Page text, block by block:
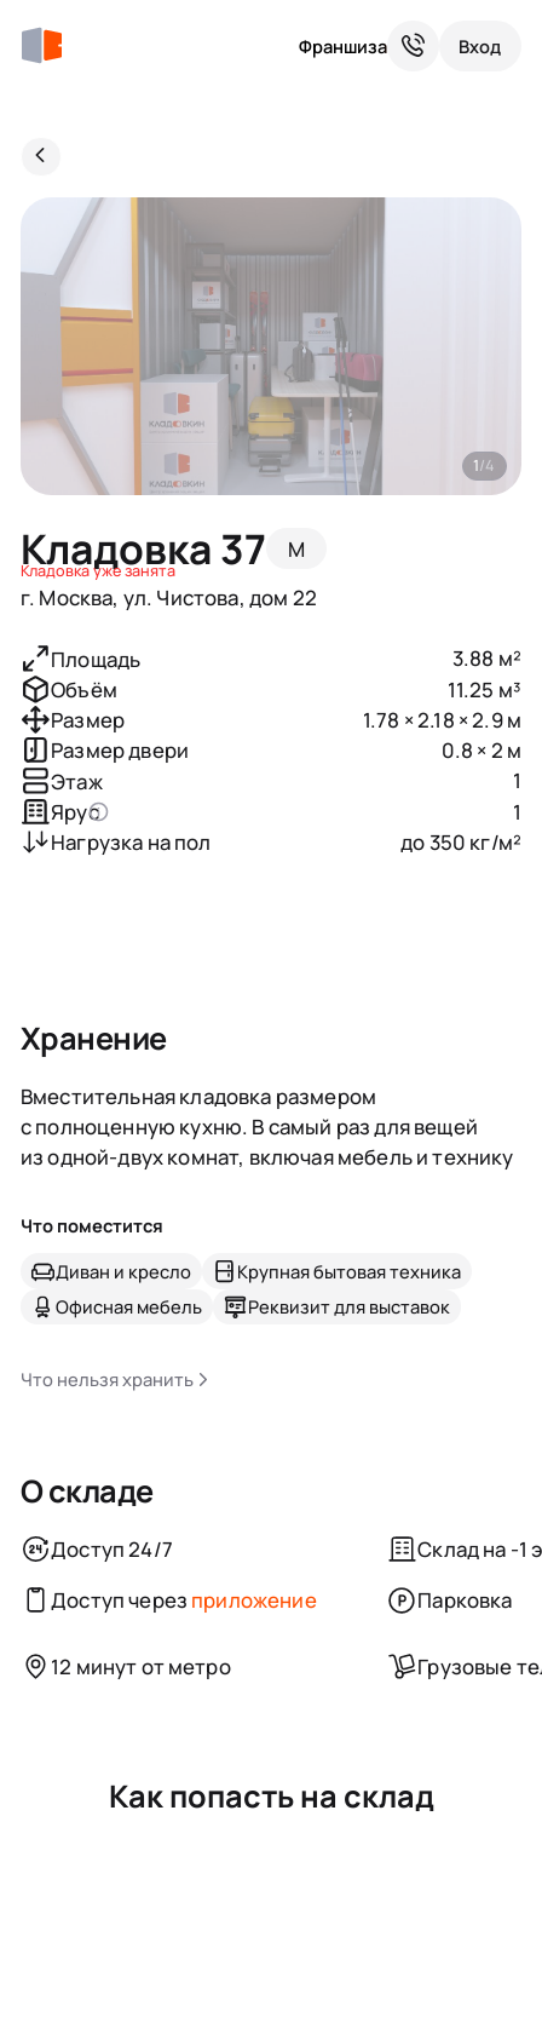
Франшиза Вход
Кладовка 37 M
Кладовка уже занята
г. Москва, ул. Чистова, дом 22
1/4
Площадь
3.88 м²
Объём
11.25 м³
Размер
1.78 × 2.18 × 2.9 м
Размер двери
0.8 × 2 м
Этаж
1
Ярус
1
Нагрузка на пол
до 350 кг/м²
Хранение
Вместительная кладовка размером
с полноценную кухню. В самый раз для вещей
из одной-двух комнат, включая мебель и технику
Что поместится
Диван и кресло
Крупная бытовая техника
Офисная мебель
Реквизит для выставок
Что нельзя хранить
О складе
Доступ 24/7
Склад на -1
Доступ через приложение Парковка
12 минут от метро Грузовые
Как попасть на склад